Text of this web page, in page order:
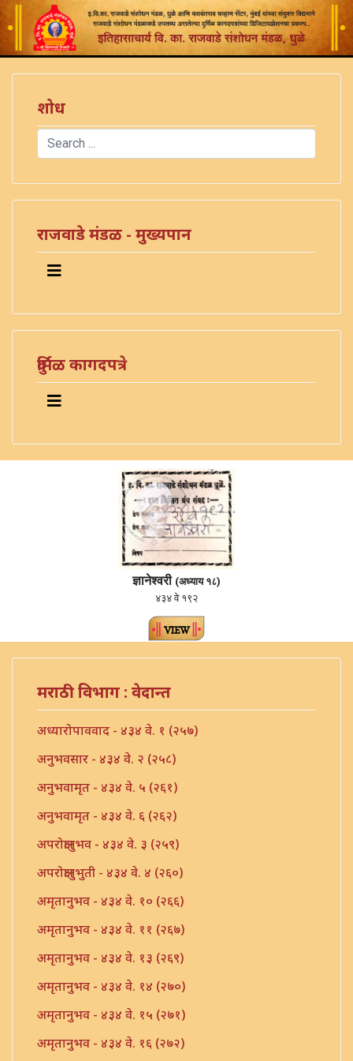
शोध
Search
राजवाडे मंडळ - मुख्यपान
दुर्मिळ कागदपत्रे
ज्ञानेश्वरी (अध्याय १८)
४३४ वे १९२
मराठी विभाग : वेदान्त
अध्यारोपाववाद - ४३४ वे. १ (२५७)
अनुभवसार - ४३४ वे. २ (२५८)
अनुभवामृत - ४३४ वे. ५ (२६१)
अनुभवामृत - ४३४ वे. ६ (२६२)
अपरोक्षानुभव - ४३४ वे. ३ (२५९)
अपरोक्षानुभुती - ४३४ वे. ४ (२६०)
अमृतानुभव - ४३४ वे. १० (२६६)
अमृतानुभव - ४३४ वे. ११ (२६७)
अमृतानुभव - ४३४ वे. १३ (२६९)
अमृतानुभव - ४३४ वे. १४ (२७०)
अमृतानुभव - ४३४ वे. १५ (२७१)
अमृतानुभव - ४३४ वे. १६ (२७२)